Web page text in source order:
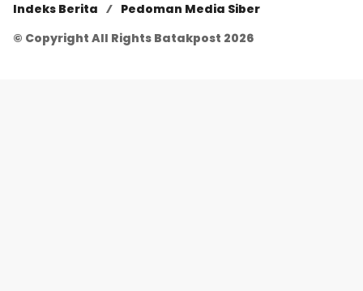
Indeks Berita
Pedoman Media Siber
© Copyright All Rights Batakpost 2026